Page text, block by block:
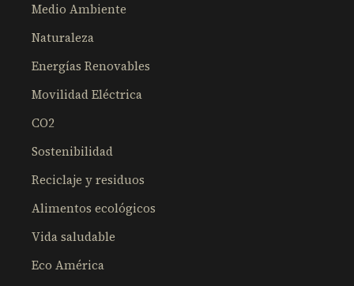
Medio Ambiente
Naturaleza
Energías Renovables
Movilidad Eléctrica
CO2
Sostenibilidad
Reciclaje y residuos
Alimentos ecológicos
Vida saludable
Eco América